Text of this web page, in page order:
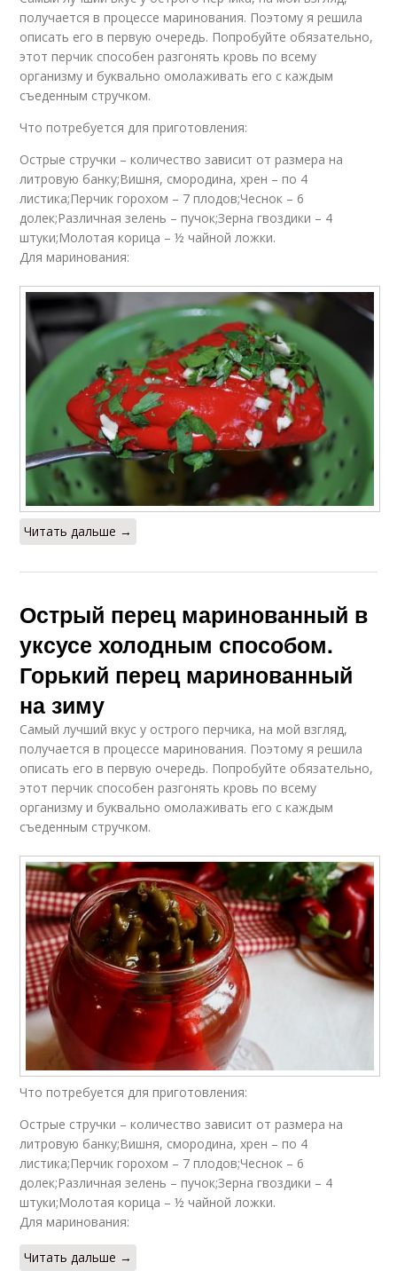
получается в процессе маринования. Поэтому я решила
описать его в первую очередь. Попробуйте обязательно,
этот перчик способен разгонять кровь по всему
организму и буквально омолаживать его с каждым
съеденным стручком.
Что потребуется для приготовления:
Острые стручки – количество зависит от размера на
литровую банку;Вишня, смородина, хрен – по 4
листика;Перчик горохом – 7 плодов;Чеснок – 6
долек;Различная зелень – пучок;Зерна гвоздики – 4
штуки;Молотая корица – ½ чайной ложки.
Для маринования:
Читать дальше →
Острый перец маринованный в
уксусе холодным способом.
Горький перец маринованный
на зиму
Самый лучший вкус у острого перчика, на мой взгляд,
получается в процессе маринования. Поэтому я решила
описать его в первую очередь. Попробуйте обязательно,
этот перчик способен разгонять кровь по всему
организму и буквально омолаживать его с каждым
съеденным стручком.
Что потребуется для приготовления:
Острые стручки – количество зависит от размера на
литровую банку;Вишня, смородина, хрен – по 4
листика;Перчик горохом – 7 плодов;Чеснок – 6
долек;Различная зелень – пучок;Зерна гвоздики – 4
штуки;Молотая корица – ½ чайной ложки.
Для маринования:
Читать дальше →